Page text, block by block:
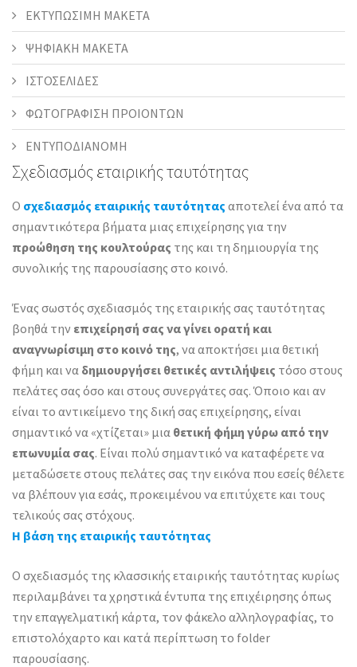
ΕΚΤΥΠΩΣΙΜΗ ΜΑΚΕΤΑ
ΨΗΦΙΑΚΗ ΜΑΚΕΤΑ
ΙΣΤΟΣΕΛΙΔΕΣ
ΦΩΤΟΓΡΑΦΙΣΗ ΠΡΟΙΟΝΤΩΝ
ΕΝΤΥΠΟΔΙΑΝΟΜΗ
Σχεδιασμός εταιρικής ταυτότητας
Ο σχεδιασμός εταιρικής ταυτότητας αποτελεί ένα από τα
σημαντικότερα βήματα μιας επιχείρησης για την
προώθηση της κουλτούρας της και τη δημιουργία της
συνολικής της παρουσίασης στο κοινό.
Ένας σωστός σχεδιασμός της εταιρικής σας ταυτότητας
βοηθά την επιχείρησή σας να γίνει ορατή και
αναγνωρίσιμη στο κοινό της, να αποκτήσει μια θετική
φήμη και να δημιουργήσει θετικές αντιλήψεις τόσο στους
πελάτες σας όσο και στους συνεργάτες σας. Όποιο και αν
είναι το αντικείμενο της δική σας επιχείρησης, είναι
σημαντικό να «χτίζεται» μια θετική φήμη γύρω από την
επωνυμία σας. Είναι πολύ σημαντικό να καταφέρετε να
μεταδώσετε στους πελάτες σας την εικόνα που εσείς θέλετε
να βλέπουν για εσάς, προκειμένου να επιτύχετε και τους
τελικούς σας στόχους.
Η βάση της εταιρικής ταυτότητας
Ο σχεδιασμός της κλασσικής εταιρικής ταυτότητας κυρίως
περιλαμβάνει τα χρηστικά έντυπα της επιχέιρησης όπως
την επαγγελματική κάρτα, τον φάκελο αλληλογραφίας, το
επιστολόχαρτο και κατά περίπτωση το folder
παρουσίασης.